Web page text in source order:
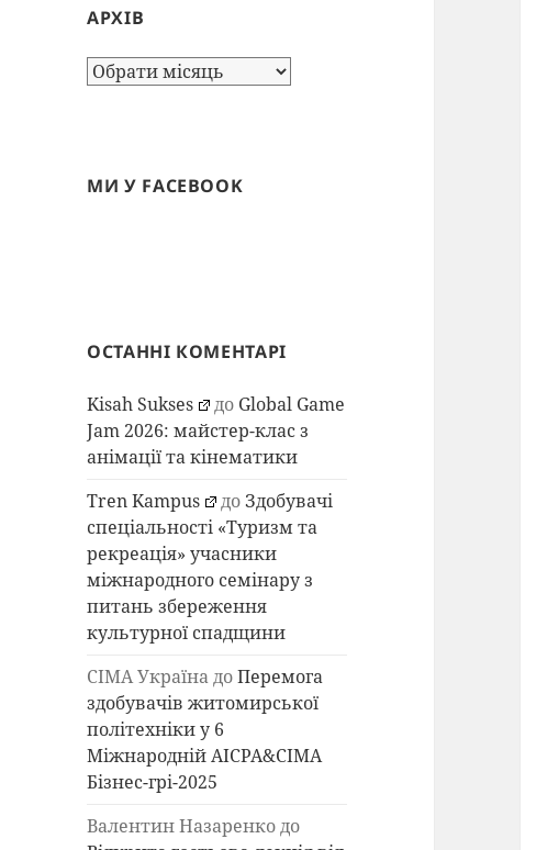
АРХІВ
Архів
МИ У FACEBOOK
ОСТАННІ КОМЕНТАРІ
Kisah Sukses до Global Game
Jam 2026: майстер-клас з
анімації та кінематики
Tren Kampus
доЗдобувачі
спеціальності «Туризм та
рекреація» учасники
міжнародного семінару з
питань збереження
культурної спадщини
СІМА УкраїнадоПеремога
здобувачів житомирської
політехніки у 6
Міжнародній AICPA&СІМА
Бізнес-грі-2025
Валентин Назаренкодо